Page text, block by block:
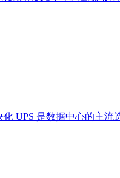
UPS 是数据中心的主流